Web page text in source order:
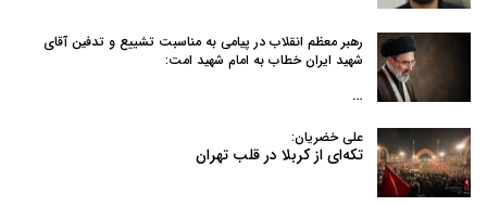
رهبر معظم انقلاب در پیامی به‌ مناسبت تشییع و تدفین آقای
شهید ایران خطاب به امام شهید امت:
…
علی خضریان:
تکه‌ای از کربلا در قلب تهران